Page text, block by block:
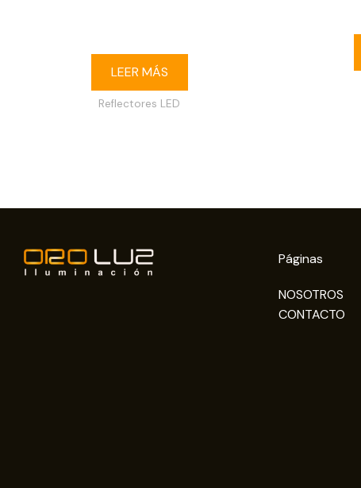
LEER MÁS
Reflectores LED
Páginas
NOSOTROS
CONTACTO